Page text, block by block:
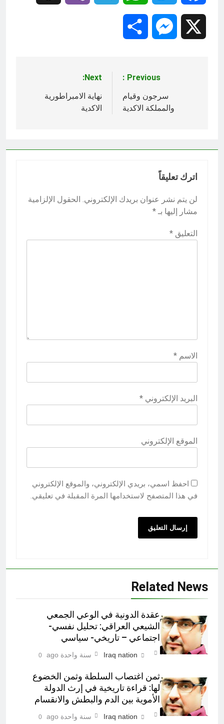
Messenger
المقالات
Previous:
سرجون وقيام
والمملكة الاكدية
Next:
نهاية الامبراطورية
الاكدية
اترك تعليقاً
لن يتم نشر عنوان بريدك الإلكتروني. الحقول الإلزامية
مشار إليها بـ *
التعليق *
الاسم *
البريد الإلكتروني *
الموقع الإلكتروني
احفظ اسمي، بريدي الإلكتروني، والموقع الإلكتروني
في هذا المتصفح لاستخدامها المرة المقبلة في تعليقي.
Related News
عقدة الدونية في الوعي الجمعي
الشيعي العراقي: تحليل نفسي-
اجتماعي – تاريخي- سياسي
Iraq nation سنة واحدة ago 0
ثمن اغتصاب السلطة وثمن الخضوع
لها: قراءة تاريخية في إرث الدولة
الأموية بين الدم والبطش والانقسام
Iraq nation سنة واحدة ago 0